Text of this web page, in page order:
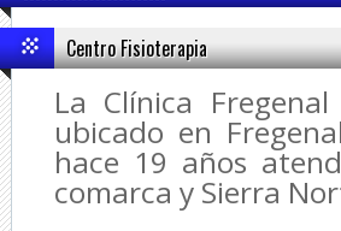
Centro Fisioterapia
La Clínica
ubicado en
hace 19 años
comarca y Sierra